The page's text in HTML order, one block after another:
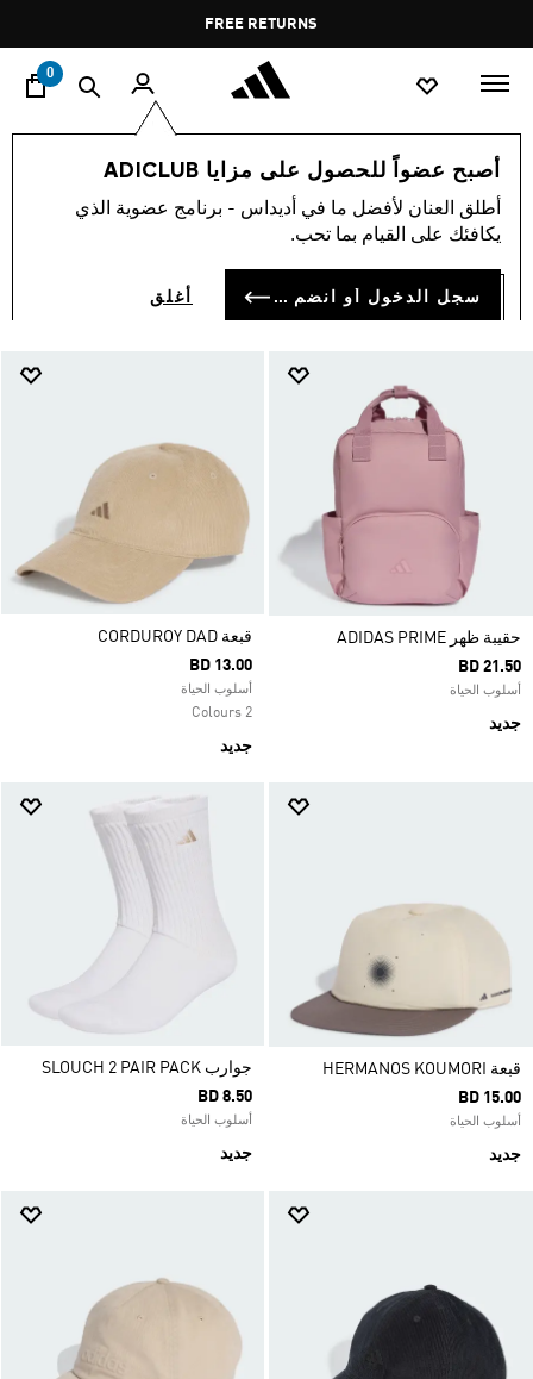
Pause
promotion
rotation
FREE DELIVERY OVER 55 BHD
0
أصبح عضواً للحصول على مزايا ADICLUB
أطلق العنان لأفضل ما في أديداس - برنامج عضوية الذي
يكافئك على القيام بما تحب.
سجل الدخول أو انضم الآن أغلق
أسلوب الحياة إكسسوارات
إكسسوارات
حقيبة ظهر ADIDAS PRIME
BD 21.50
أسلوب الحياة
جديد
قبعة CORDUROY DAD
BD 13.00
أسلوب الحياة
2 Colours
جديد
قبعة HERMANOS KOUMORI
BD 15.00
أسلوب الحياة
جديد
جوارب SLOUCH 2 PAIR PACK
BD 8.50
أسلوب الحياة
جديد